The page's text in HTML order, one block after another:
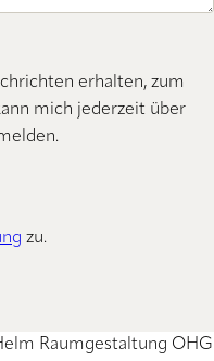
erhalten, zum
mich jederzeit über
zu.
Raumgestaltung OHG